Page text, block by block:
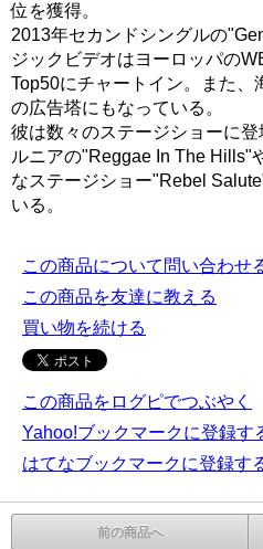
位を獲得。
2013年セカンドシングルの
ジックビデオはヨーロッパの
Top50にチャートイン。また、
の広告塔にもなっている。
彼は数々のステージショーに
ルニアの"Reggae In The Hills"
なステージショー"Rebel
いる。
この商品について問い合わせ
この商品を友達に教える
買い物を続ける
この商品をログピでつぶやく
Yahoo!ブックマークに登録す
はてなブックマークに登録す
前の商品へ